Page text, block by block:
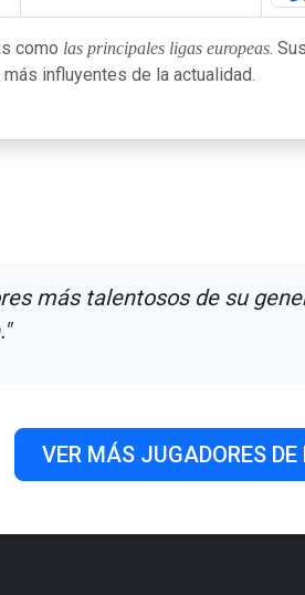
como las principales ligas europeas.
influyentes de la actualidad.
más talentosos de su
VER MÁS JUGADORES DE